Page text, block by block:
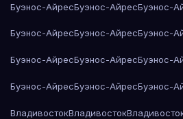
Буэнос-АйресБуэнос-АйресБуэнос-
Буэнос-АйресБуэнос-АйресБуэнос-
Буэнос-АйресБуэнос-АйресБуэнос-
Буэнос-АйресБуэнос-АйресБуэнос-
ВладивостокВладивосток